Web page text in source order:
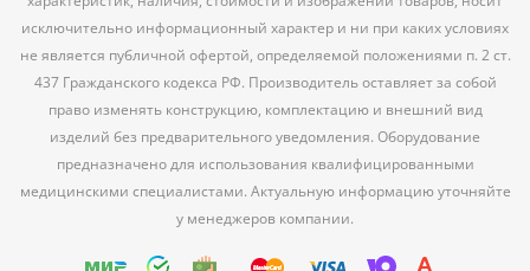
исключительно информационный характер и ни при каких условиях
не является публичной офертой, определяемой положениями п. 2 ст.
437 Гражданского кодекса РФ. Производитель оставляет за собой
право изменять конструкцию, комплектацию и внешний вид
изделий без предварительного уведомления. Оборудование
предназначено для использования квалифицированными
медицинскими специалистами. Актуальную информацию уточняйте
у менеджеров компании.